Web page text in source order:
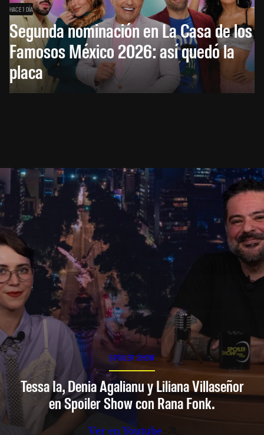
HACE 1 DÍA
Segunda nominación en La Casa de los
Famosos México 2026: así quedó la
placa
SPOILER SHOW
Tessa Ia, Denia Agalianu y Liliana Villaseñor
en Spoiler Show con Rana Fonk.
Ver en Youtube